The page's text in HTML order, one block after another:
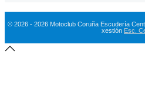
© 2026 - 2026 Motoclub Coruña Escudería
xestión Esc.